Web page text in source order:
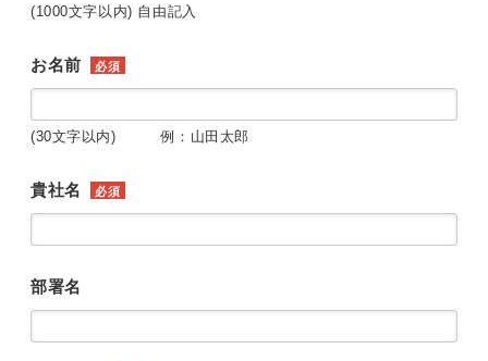
(1000文字以内) 自由記入
お名前 必須
(30文字以内) 例：山田太郎
貴社名 必須
部署名